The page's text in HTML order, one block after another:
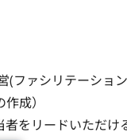
ファシリテーション)
成）
者をリードいただけ